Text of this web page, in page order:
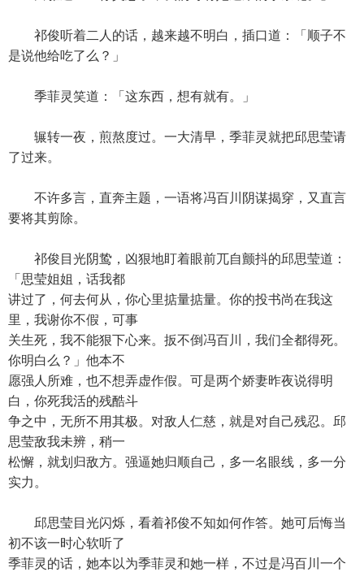
祁俊听着二人的话，越来越不明白，插口道：「顺子不
是说他给吃了么？」
季菲灵笑道：「这东西，想有就有。」
辗转一夜，煎熬度过。一大清早，季菲灵就把邱思莹请
了过来。
不许多言，直奔主题，一语将冯百川阴谋揭穿，又直言
要将其剪除。
祁俊目光阴鸷，凶狠地盯着眼前兀自颤抖的邱思莹道：
「思莹姐姐，话我都
讲过了，何去何从，你心里掂量掂量。你的投书尚在我这
里，我谢你不假，可事
关生死，我不能狠下心来。扳不倒冯百川，我们全都得死。
你明白么？」他本不
愿强人所难，也不想弄虚作假。可是两个娇妻昨夜说得明
白，你死我活的残酷斗
争之中，无所不用其极。对敌人仁慈，就是对自己残忍。邱
思莹敌我未辨，稍一
松懈，就划归敌方。强逼她归顺自己，多一名眼线，多一分
实力。
邱思莹目光闪烁，看着祁俊不知如何作答。她可后悔当
初不该一时心软听了
季菲灵的话，她本以为季菲灵和她一样，不过是冯百川一个